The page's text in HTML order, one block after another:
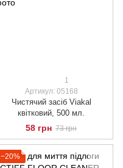
1
Артикул: 05168
Чистячий засіб Viakal
квітковий, 500 мл.
58 грн 73 грн
−20%